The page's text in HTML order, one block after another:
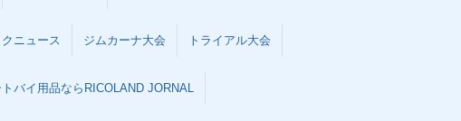
ニュース ジムカーナ大会 トライアル大会
トバイ用品ならRICOLAND JORNAL